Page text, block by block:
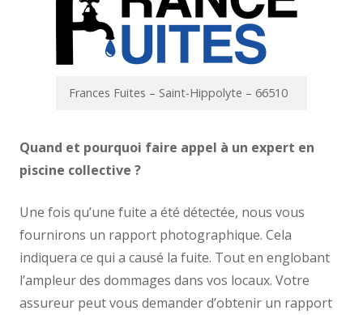
Frances Fuites – Saint-Hippolyte – 66510
Quand et pourquoi faire appel à un expert en
piscine collective ?
Une fois qu’une fuite a été détectée, nous vous
fournirons un rapport photographique. Cela
indiquera ce qui a causé la fuite. Tout en englobant
l’ampleur des dommages dans vos locaux. Votre
assureur peut vous demander d’obtenir un rapport